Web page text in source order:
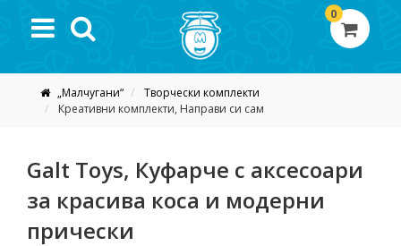
0
„Малчугани“
Творчески комплекти
Креативни комплекти, Направи си сам
Galt Toys, Куфарче с аксесоари
за красива коса и модерни
прически